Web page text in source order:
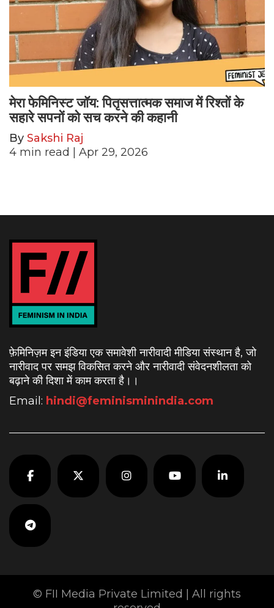
मेरा फेमिनिस्ट जॉय: पितृसत्तात्मक समाज में रिश्तों के
सहारे सपनों को सच करने की कहानी
By Sakshi Raj
4 min read | Apr 29, 2026
फ़ेमिनिज़म इन इंडिया एक समावेशी नारीवादी मीडिया संस्थान है, जो
नारीवाद पर समझ विकसित करने और नारीवादी संवेदनशीलता को
बढ़ाने की दिशा में काम करता है। ।
Email: hindi@feminisminindia.com
© FII Media Private Limited | All rights